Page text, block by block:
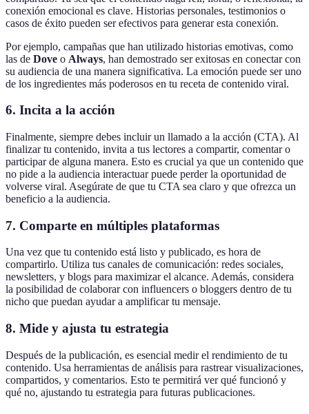
conexión emocional es clave. Historias personales, testimonios o
casos de éxito pueden ser efectivos para generar esta conexión.
Por ejemplo, campañas que han utilizado historias emotivas, como
las de Dove o Always, han demostrado ser exitosas en conectar con
su audiencia de una manera significativa. La emoción puede ser uno
de los ingredientes más poderosos en tu receta de contenido viral.
6. Incita a la acción
Finalmente, siempre debes incluir un llamado a la acción (CTA). Al
finalizar tu contenido, invita a tus lectores a compartir, comentar o
participar de alguna manera. Esto es crucial ya que un contenido que
no pide a la audiencia interactuar puede perder la oportunidad de
volverse viral. Asegúrate de que tu CTA sea claro y que ofrezca un
beneficio a la audiencia.
7. Comparte en múltiples plataformas
Una vez que tu contenido está listo y publicado, es hora de
compartirlo. Utiliza tus canales de comunicación: redes sociales,
newsletters, y blogs para maximizar el alcance. Además, considera
la posibilidad de colaborar con influencers o bloggers dentro de tu
nicho que puedan ayudar a amplificar tu mensaje.
8. Mide y ajusta tu estrategia
Después de la publicación, es esencial medir el rendimiento de tu
contenido. Usa herramientas de análisis para rastrear visualizaciones,
compartidos, y comentarios. Esto te permitirá ver qué funcionó y
qué no, ajustando tu estrategia para futuras publicaciones.